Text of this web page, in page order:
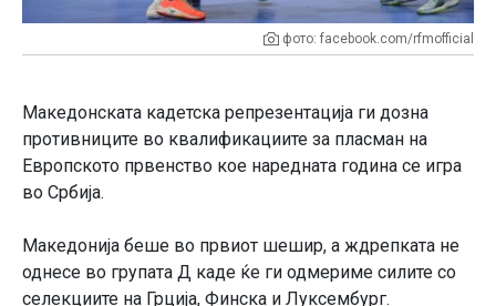
фото: facebook.com/rfmofficial
Македонската кадетска репрезентација ги дозна
противниците во квалификациите за пласман на
Европското првенство кое наредната година се игра
во Србија.
Македонија беше во првиот шешир, а ждрепката не
однесе во групата Д каде ќе ги одмериме силите со
селекциите на Грција, Финска и Луксембург.